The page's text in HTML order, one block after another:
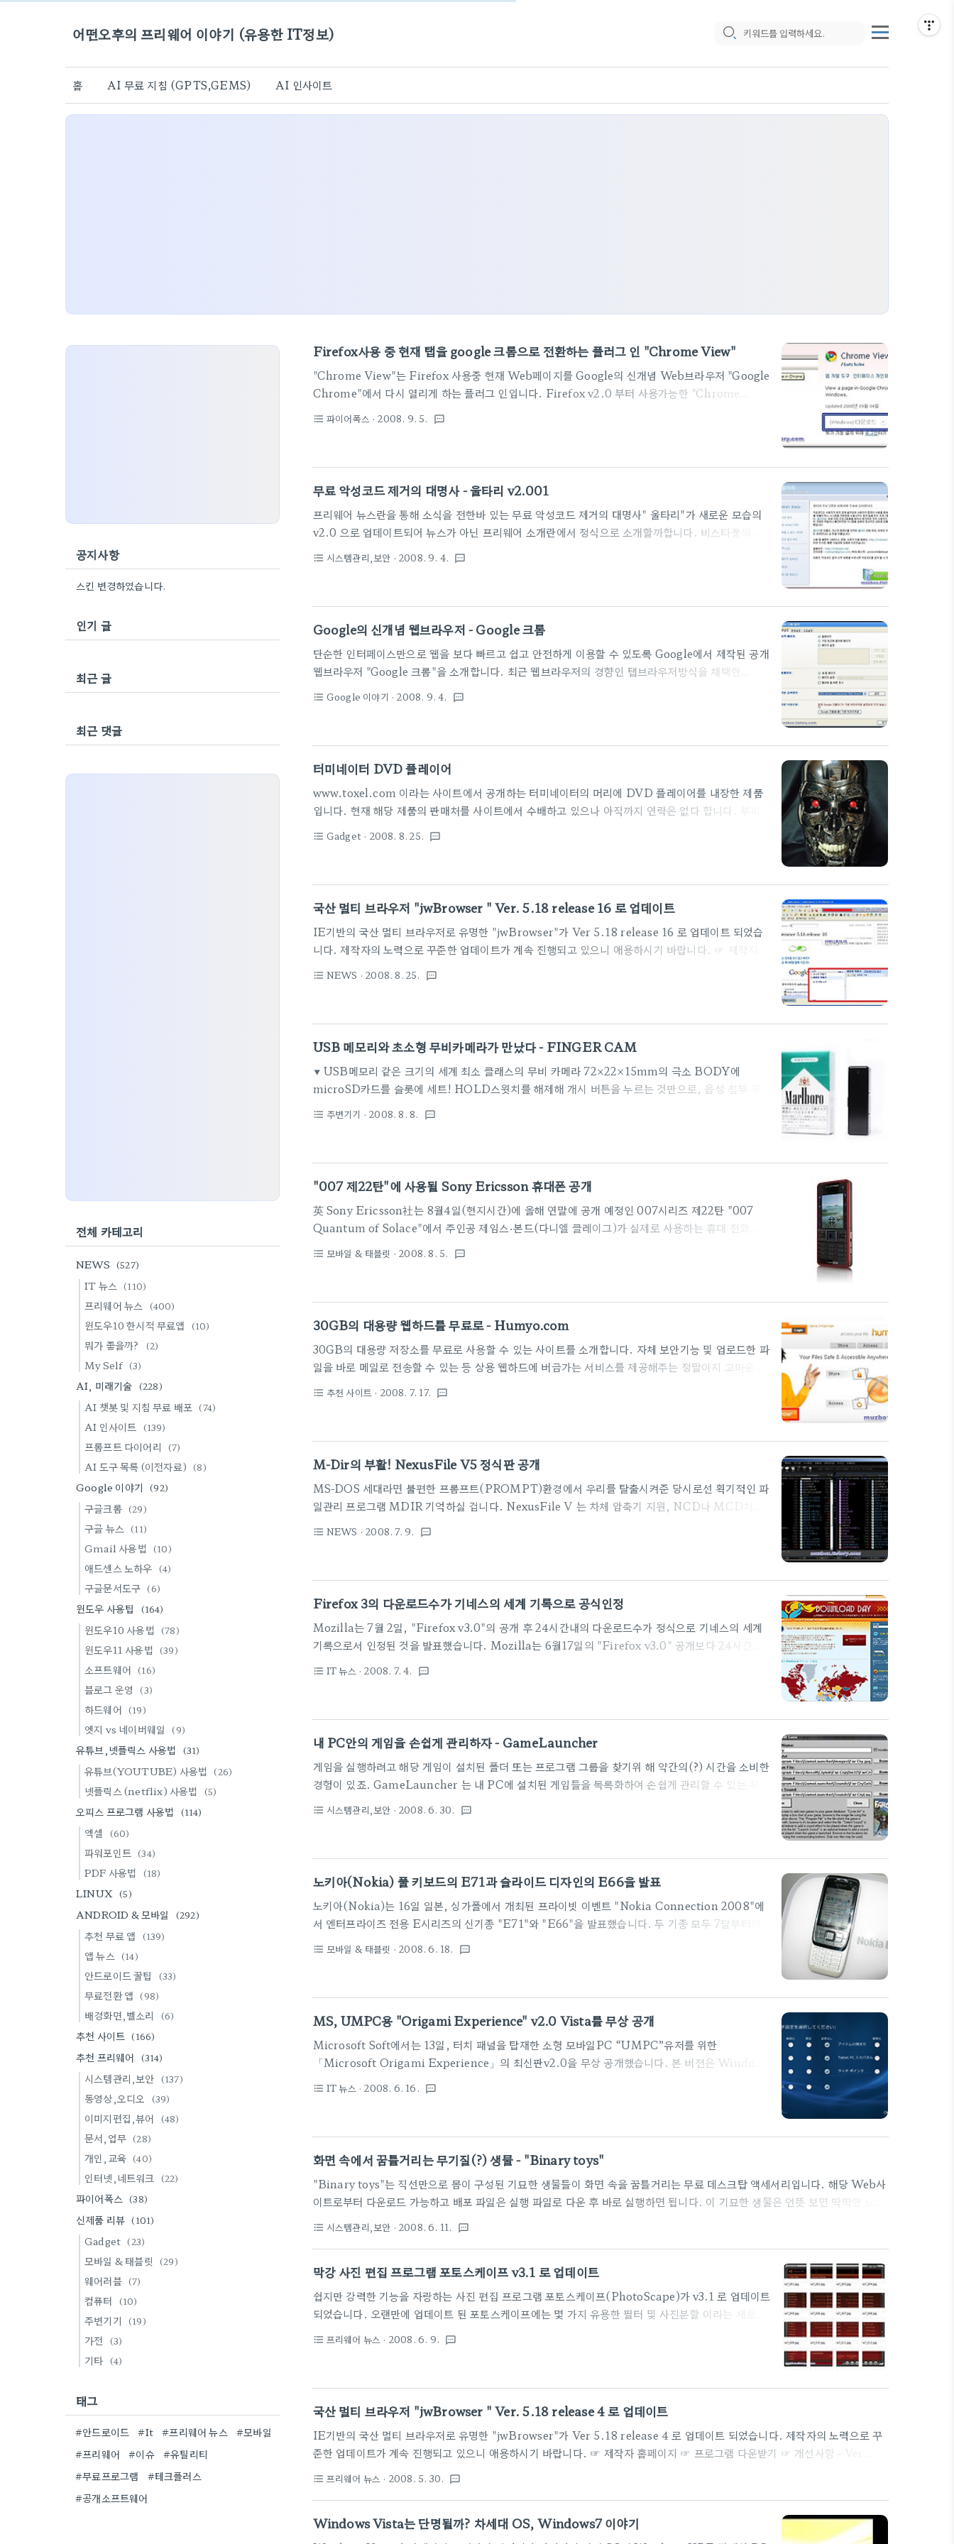
어떤오후의 프리웨어 이야기 (유용한 IT정보)
홈 AI 무료 지침 (GPTS,GEMS) AI 인사이트
Firefox사용 중 현재 탭을 google 크롬으로 전환하는 플러그 인 "Chrome View"
"Chrome View"는 Firefox 사용중 현재 Web페이지를 Google의 신개념 Web브라우저 "Google
Chrome"에서 다시 열리게 하는 플러그 인입니다. Firefox v2.0 부터 사용가능한 "Chrome
아직 “TEST”버전으로 다운로드시 로그인이 필요합니다. 또한, 유사한 확장 기능으로서 열람중인
원되지 않는 Web페이지를 열람하기 위해서 필요한 "IE View Lite"와는 달리 "Chrome View"는
그 실용성이 그다지 많지는 않다 판단되지만 자신의 ..
format_list_bulleted 파이어폭스 · 2008. 9. 5. textsms
무료 악성코드 제거의 대명사 - 울타리 v2.001
프리웨어 뉴스란을 통해 소식을 전한바 있는 무료 악성코드 제거의 대명사" 울타리"가 새로운 모습의
v2.0 으로 업데이트되어 뉴스가 아닌 프리웨어 소개란에서 정식으로 소개할까합니다. 비스타풍의 깔
울타리 v2.0의 주요기능들 ☞ 프로그램 홈페이지 : 개꿈 닷 넷 (Realization of Dream) ☞ 프로그
format_list_bulleted 시스템관리,보안 · 2008. 9. 4. textsms
Google의 신개념 웹브라우저 - Google 크롬
단순한 인터페이스만으로 웹을 보다 빠르고 쉽고 안전하게 이용할 수 있도록 Google에서 제작된 공개
웹브라우저 "Google 크롬"을 소개합니다. 최근 웹브라우저의 경향인 탭브라우저방식을 채택한
불가능한 차세대 웹 애플리케이션을 가능하게 하는 강력한 자바스크립트 엔진인 V8을 구현하였다
개되어 있다 하네요. ▶ 설치는 아주 간단합니다. ▶ 처음 시작시 기본검색엔진을 선택하는 창이 나옵니
다. 한글버전인만큼 다음과 네이버 등을 지원하네요. ▶ "Google 크롬"이 지원하는 플러그인을 설치
해야만 웹페..
format_list_bulleted Google 이야기 · 2008. 9. 4. textsms
터미네이터 DVD 플레이어
www.toxel.com 이라는 사이트에서 공개하는 터미네이터의 머리에 DVD 플레이어를 내장한 제품
입니다. 현재 해당 제품의 판매처를 사이트에서 수배하고 있으나 아직까지 연락은 없다 합니다. 부피가
format_list_bulleted Gadget · 2008. 8. 25. textsms
국산 멀티 브라우저 "jwBrowser " Ver. 5.18 release 16 로 업데이트
IE기반의 국산 멀티 브라우저로 유명한 "jwBrowser"가 Ver 5.18 release 16 로 업데이트 되었습
니다. 제작자의 노력으로 꾸준한 업데이트가 계속 진행되고 있으니 애용하시기 바랍니다. ☞ 제작자
제 해결 2. GNote가 조금 작게 출력되는 오류 해결 3. jwBrowser옵션에 최신 버전 확인하는 기능
format_list_bulleted NEWS · 2008. 8. 25. textsms
USB 메모리와 초소형 무비카메라가 만났다 - FINGER CAM
▼ USB메모리 같은 크기의 세계 최소 클래스의 무비 카메라 72×22×15mm의 극소 BODY에
microSD카드를 슬롯에 세트! HOLD스윗치를 해제해 개시 버튼을 누르는 것만으로, 음성 첨부 무
에게 초추천. 조작음이 없어 편리합니다. ▼ 장시간 촬영OK microSD카드는 128MB~2GB의 대용
할 수 있어서 신경이 쓰이는 씬도 확실 촬영할 수 있습니다. ▼ SPEC ■모델명 : MDV150 ■촬상 소
자：130만화소 핀호르CMOS이미지 센서 ■내장 메모리：1GB ※시스템으로서 사용하는 부분도 있
어, 모두..
format_list_bulleted 주변기기 · 2008. 8. 8. textsms
"007 제22탄"에 사용될 Sony Ericsson 휴대폰 공개
英 Sony Ericsson社는 8월4일(현지시간)에 올해 연말에 공개 예정인 007시리즈 제22탄 "007
Quantum of Solace"에서 주인공 제임스·본드(다니엘 클레이그)가 실제로 사용하는 휴대 전화
edition은 2008년7월에 발매한「Cyber-shot휴대폰 C902」를 베이스로 한 특별 모델로서 내장
산출하는 등 C902의 기능을 적극적으로 활용하는 씬도 있다고 합니다. 또한, Titanium silver
edition에는 "007 Quantum of Solace"의 예..
format_list_bulleted 모바일 & 태블릿 · 2008. 8. 5. textsms
30GB의 대용량 웹하드를 무료로 - Humyo.com
30GB의 대용량 저장소를 무료로 사용할 수 있는 사이트를 소개합니다. 자체 보안기능 및 업로드한 파
일을 바로 메일로 전송할 수 있는 등 상용 웹하드에 버금가는 서비스를 제공해주는 정말이지 고마운 사
답니다. ☞ 홈페이지 바로가기 1. 사이트 접속 후 왼쪽 하단의 "Sign up for FREE now!" 를 클릭
"Free"를 선택하세요.(Premium 은 유료) - "Signup"을 클릭하세요. 3. java 가 설치되지 않은 컴
이라면 아래 메세지가 나옵니다. 설치하세요. 4. 드디어 파일탐색기와 비슷한 ..
format_list_bulleted 추천 사이트 · 2008. 7. 17. textsms
M-Dir의 부활! NexusFile V5 정식판 공개
MS-DOS 세대라면 불편한 프롬프트(PROMPT)환경에서 우리를 탈출시켜준 당시로선 획기적인 파
일관리 프로그램 MDIR 기억하실 겁니다. NexusFile V 는 차체 압축기 지원, NCD나 MCD처럼
를 느끼게 만들어 주며 보다 편리하고 다양한 기능들로 사용자의 편의성을 극대화 하였으니 사용해 보
설정] 다음은 NexusFile V 의 주요 기능들입니다 - 유니코드 지원으로 여러 언어로 된 파일 지원 및
여러 언어의 윈도우에서 실행 가능 - 다국어 UI 지원. 언어파일만 추가하면 쉽게 메뉴, 메시지 등을 ..
format_list_bulleted NEWS · 2008. 7. 9. textsms
Firefox 3의 다운로드수가 기네스의 세계 기록으로 공식인정
Mozilla는 7월 2일, "Firefox v3.0"의 공개 후 24시간내의 다운로드수가 정식으로 기네스의 세계
기록으로서 인정된 것을 발표했습니다. Mozilla는 6월17일의 "Firefox v3.0" 공개보다 24시간내
24시간내의 다운로드수가 800만을 넘었다고 발표하고 있었지만 공식적인 세계 기록으로서의 인정은
공식 인정되었습니다.
format_list_bulleted IT 뉴스 · 2008. 7. 4. textsms
내 PC안의 게임을 손쉽게 관리하자 - GameLauncher
게임을 실행하려고 해당 게임이 설치된 폴더 또는 프로그램 그룹을 찾기위 해 약간의(?) 시간을 소비한
경험이 있죠. GameLauncher 는 내 PC에 설치된 게임들을 목록화하여 손쉽게 관리할 수 있는 무료
다양한 사운드를 지정하여 실행할 수도 있습니다. 직관적인 인터페이스로 처음 사용 시에도 별도 도움
하신 분들에게는 도움이 될 듯싶네요. ☞ 홈페이지 바로가기 ☞ 다운로드 받기
format_list_bulleted 시스템관리,보안 · 2008. 6. 30. textsms
노키아(Nokia) 풀 키보드의 E71과 슬라이드 디자인의 E66을 발표
노키아(Nokia)는 16일 일본, 싱가폴에서 개최된 프라이빗 이벤트 "Nokia Connection 2008"에
서 엔터프라이즈 전용 E시리즈의 신기종 "E71"와 "E66"을 발표했습니다. 두 기종 모두 7달부터의
"E61"이나 "X01NK"으로 판매되고 있는 모델을 닮아 있지만 사이즈가 한층 작아저 무게는
로 이 기종도 기존 모델에 비해 소형화 되었으며 기울기를 검지하는 센서가 내장되고 슬라이드를 닫은
상태로 본체를 옆으로 하면 화면이 자동으로 옆으로 표시된다 합니다.
format_list_bulleted 모바일 & 태블릿 · 2008. 6. 18. textsms
MS, UMPC용 "Origami Experience" v2.0 Vista를 무상 공개
Microsoft Soft에서는 13일, 터치 패널을 탑재한 소형 모바일PC “UMPC”유저를 위한
「Microsoft Origami Experience」의 최신판v2.0을 무상 공개했습니다. 본 버젼은 Windows
다. ☞ 다운로드 센터 1. Origami Central : Central을 사용하면 간편한 손가락 터치만으로 모든
원터치 방식으로 언제 어디서나 가장 중요한 정보에 간편하게 액세스할 수 있습니다. 3.Origami 사진
암호 : 사진 암호를 사용하면 암호를 입력하는 대신 사진의 대상을..
format_list_bulleted IT 뉴스 · 2008. 6. 16. textsms
화면 속에서 꿈틀거리는 무기질(?) 생물 - "Binary toys"
"Binary toys"는 직선만으로 몸이 구성된 기묘한 생물들이 화면 속을 꿈틀거리는 무료 데스크탑 액세서리입니다. 해당 Web사
이트로부터 다운로드 가능하고 배포 파일은 실행 파일로 다운 후 바로 실행하면 됩니다. 이 기묘한 생물은 언뜻 보면 딱딱한 느낌
근처에 이동하면 관절에 해당하는 붉은 점이 나타나는데 이점을 드러그 하면 생물을 집어 올리수 있습니다. 들어 올려진 생물이
의(?)하세요. 오른쪽 클릭 메뉴로부터 총 10개의 캐릭터로 변경 가능하며 한 화..
format_list_bulleted 시스템관리,보안 · 2008. 6. 11. textsms
막강 사진 편집 프로그램 포토스케이프 v3.1 로 업데이트
쉽지만 강력한 기능을 자랑하는 사진 편집 프로그램 포토스케이프(PhotoScape)가 v3.1 로 업데이트
되었습니다. 오랜만에 업데이트 된 포토스케이프에는 몇 가지 유용한 필터 및 사진분할 이라는 새로운
네요. ☞ 다음은 해당 홈페이지에서 밝힌 포토스케이프 3.1 의 추가된 내용입니다. - 사진분할 화면 추
그파) - 사진편집 > 필터 > 셀로판 추가 - 사진편집 > 영역 > 점제거 기능 개선 - 연필 아이템 26종 추
가 - 실사 아이템 22종 추가 - 말풍선 11종 추가 - 일괄편집, 이름변환에서 이름변환 규칙..
format_list_bulleted 프리웨어 뉴스 · 2008. 6. 9. textsms
국산 멀티 브라우저 "jwBrowser " Ver. 5.18 release 4 로 업데이트
IE기반의 국산 멀티 브라우저로 유명한 "jwBrowser"가 Ver 5.18 release 4 로 업데이트 되었습니다. 제작자의 노력으로 꾸
준한 업데이트가 계속 진행되고 있으니 애용하시기 바랍니다. ☞ 제작자 홈페이지 ☞ 프로그램 다운받기 ☞ 개선사항 - Ver
는 타이틀을 출력하여 선택하기 편리하게 수정
format_list_bulleted 프리웨어 뉴스 · 2008. 5. 30. textsms
Windows Vista는 단명될까? 차세대 OS, Windows7 이야기
공지사항
스킨 변경하였습니다.
인기 글
최근 글
최근 댓글
전체 카테고리
NEWS (527)
IT 뉴스 (110)
프리웨어 뉴스 (400)
윈도우10 한시적 무료앱 (10)
뭐가 좋을까? (2)
My Self (3)
AI, 미래기술 (228)
AI 챗봇 및 지침 무료 배포 (74)
AI 인사이트 (139)
프롬프트 다이어리 (7)
AI 도구 목록 (이전자료) (8)
Google 이야기 (92)
구글크롬 (29)
구글 뉴스 (11)
Gmail 사용법 (10)
애드센스 노하우 (4)
구글문서도구 (6)
윈도우 사용팁 (164)
윈도우10 사용법 (78)
윈도우11 사용법 (39)
소프트웨어 (16)
블로그 운영 (3)
하드웨어 (19)
엣지 vs 네이버웨일 (9)
유튜브,넷플릭스 사용법 (31)
유튜브(YOUTUBE) 사용법 (26)
넷플릭스 (netflix) 사용법 (5)
오피스 프로그램 사용법 (114)
엑셀 (60)
파워포인트 (34)
PDF 사용법 (18)
LINUX (5)
ANDROID & 모바일 (292)
추천 무료 앱 (139)
앱 뉴스 (14)
안드로이드 꿀팁 (33)
무료전환 앱 (98)
배경화면,벨소리 (6)
추천 사이트 (166)
추천 프리웨어 (314)
시스템관리,보안 (137)
동영상,오디오 (39)
이미지편집,뷰어 (48)
문서,업무 (28)
개인,교육 (40)
인터넷,네트워크 (22)
파이어폭스 (38)
신제품 리뷰 (101)
Gadget (23)
모바일 & 태블릿 (29)
웨어러블 (7)
컴퓨터 (10)
주변기기 (19)
가전 (3)
기타 (4)
태그
#안드로이드 #It #프리웨어 뉴스
#모바일
#프리웨어
#이슈
#유틸리티
#무료프로그램
#테크플러스
#공개소프트웨어